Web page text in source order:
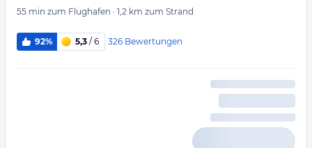
55 min zum Flughafen · 1,2 km zum Strand
92% 5,3 / 6 326 Bewertungen